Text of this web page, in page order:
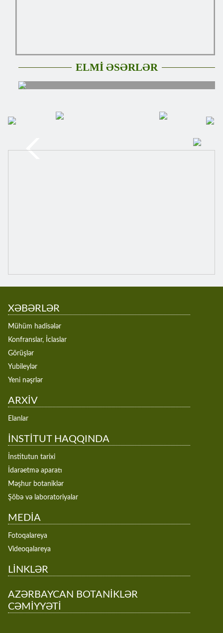
ELMİ ƏSƏRLƏR
XƏBƏRLƏR
Mühüm hadisələr
Konfranslar, İclaslar
Görüşlər
Yubileylər
Yeni nəşrlər
ARXİV
Elanlar
İNSTİTUT HAQQINDA
İnstitutun tarixi
İdarəetmə aparatı
Məşhur botaniklər
Şöbə və laboratoriyalar
MEDİA
Fotoqalareya
Videoqalareya
LİNKLƏR
AZƏRBAYCAN BOTANİKLƏR
CƏMİYYƏTİ